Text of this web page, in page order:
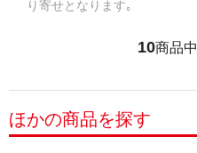
り寄せとなります｡
10商品中
ほかの商品を探す